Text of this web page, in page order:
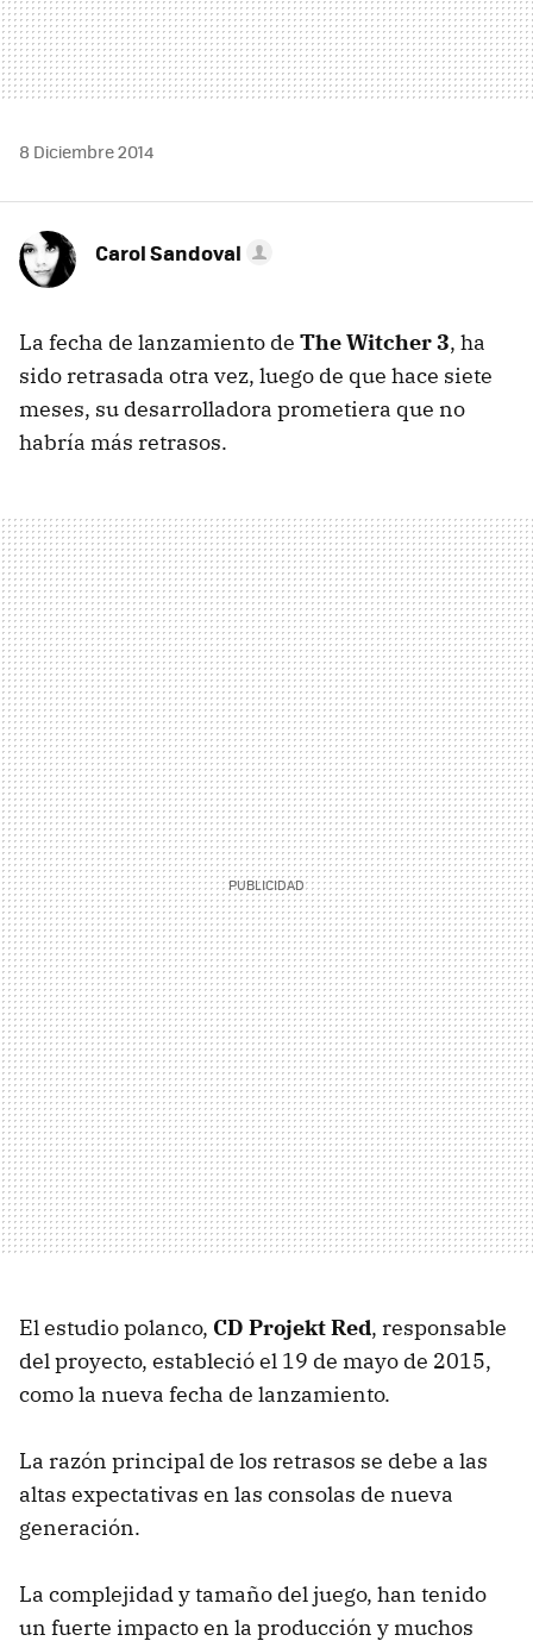
8 Diciembre 2014
Carol Sandoval
La fecha de lanzamiento de The Witcher 3, ha
sido retrasada otra vez, luego de que hace siete
meses, su desarrolladora prometiera que no
habría más retrasos.
El estudio polanco, CD Projekt Red, responsable
del proyecto, estableció el 19 de mayo de 2015,
como la nueva fecha de lanzamiento.
La razón principal de los retrasos se debe a las
altas expectativas en las consolas de nueva
generación.
La complejidad y tamaño del juego, han tenido
un fuerte impacto en la producción y muchos